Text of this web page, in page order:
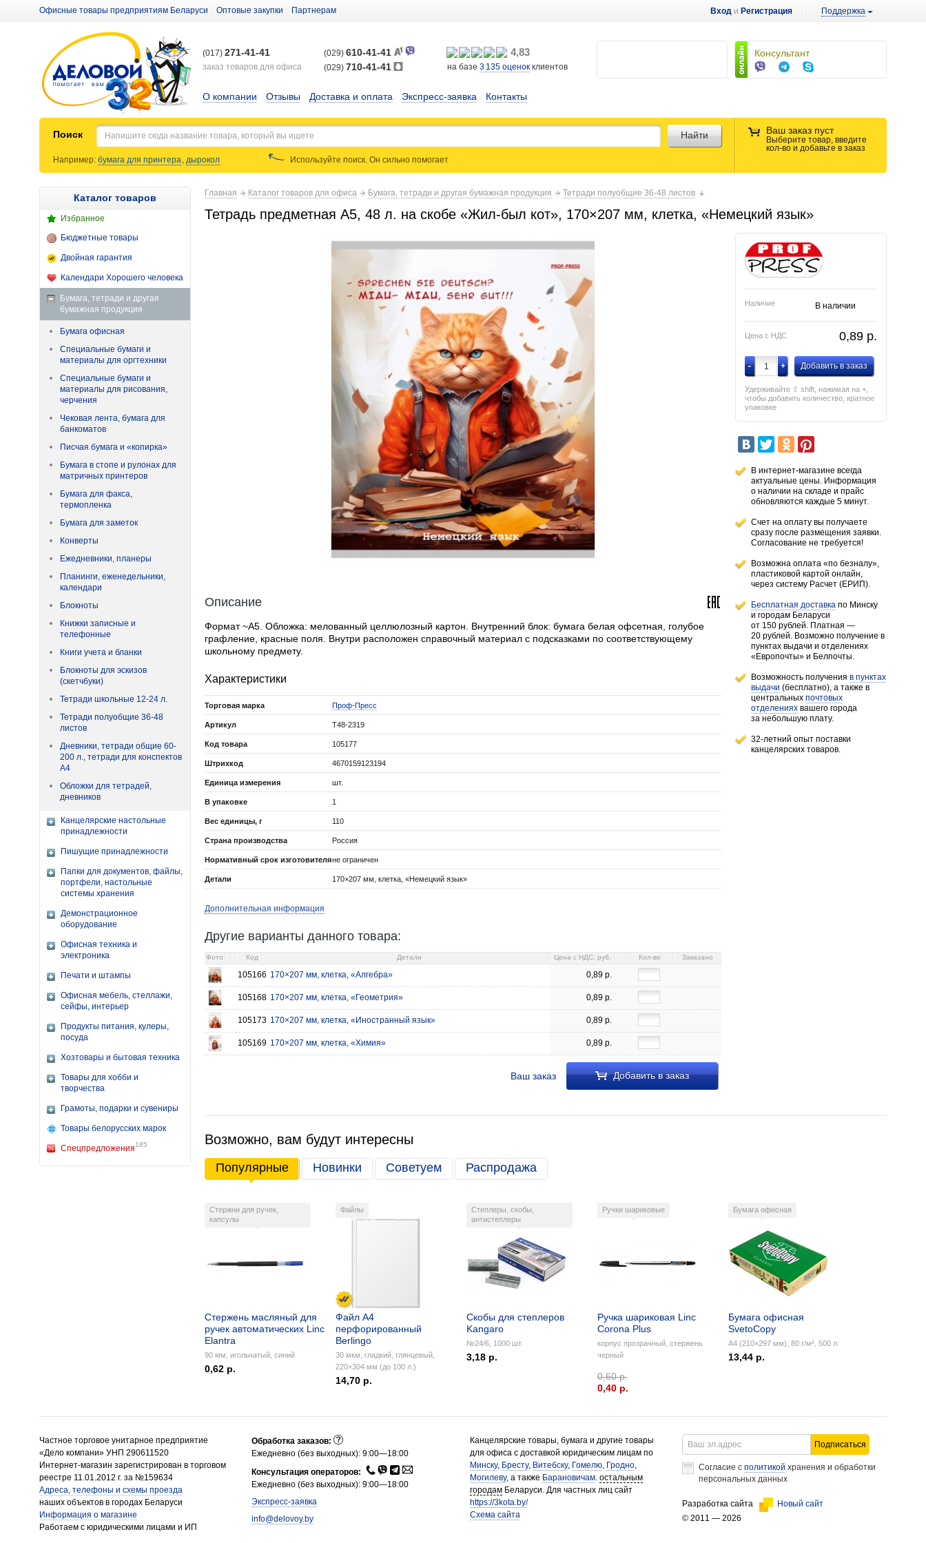
Вход и Регистрация Поддержка
Офисные товары предприятиям Беларуси Оптовые закупки Партнерам
Консультант
(017) 271-41-41
заказ товаров для офиса
(029) 610-41-41
(029) 710-41-41
4,83
на базе 3 135 оценок клиентов
О компании Отзывы Доставка и оплата Экспресс-заявка Контакты
Поиск Ваш заказ пуст
Выберите товар, введите
кол-во и добавьте в заказ
Найти
Например: бумага для принтера, дырокол Используйте поиск. Он сильнопомогает
Каталог товаров
Избранное
Бюджетные товары
Двойная гарантия
Календари Хорошего человека
Бумага, тетради и другая
бумажная продукция
Бумага офисная
Специальные бумаги и
материалы для оргтехники
Специальные бумаги и
материалы для рисования,
черчения
Чековая лента, бумага для
банкоматов
Писчая бумага и «копирка»
Бумага в стопе и рулонах для
матричных принтеров
Бумага для факса,
термопленка
Бумага для заметок
Конверты
Ежедневники, планеры
Планинги, еженедельники,
календари
Блокноты
Книжки записные и
телефонные
Книги учета и бланки
Блокноты для эскизов
(скетчбуки)
Тетради школьные 12-24 л.
Тетради полуобщие 36-48
листов
Дневники, тетради общие 60-
200 л., тетради для конспектов
А4
Обложки для тетрадей,
дневников
Канцелярские настольные
принадлежности
Пишущие принадлежности
Папки для документов, файлы,
портфели, настольные
системы хранения
Демонстрационное
оборудование
Офисная техника и
электроника
Печати и штампы
Офисная мебель, стеллажи,
сейфы, интерьер
Продукты питания, кулеры,
посуда
Хозтовары и бытовая техника
Товары для хобби и
творчества
Грамоты, подарки и сувениры
Товары белорусских марок
Спецпредложения185
Главная Каталог товаров для офиса Бумага, тетради и другая бумажная продукция Тетради полуобщие 36-48 листов
Тетрадь предметная А5, 48 л. на скобе «Жил-был кот», 170×207 мм, клетка, «Немецкий язык»
Наличие В наличии
Цена с НДС 0,89 p.
- + Добавить в заказ
Удерживайте ⇧ shift, нажимая на +,
чтобы добавить количество, кратное
упаковке
В интернет-магазине всегда
актуальные цены. Информация
о наличии на складе и прайс
обновляются каждые 5 минут.
Счет на оплату вы получаете
сразу после размещения заявки.
Согласование не требуется!
Возможна оплата «по безналу»,
пластиковой картой онлайн,
через систему Расчет (ЕРИП).
Бесплатная доставка по Минску
и городам Беларуси
от 150 рублей. Платная —
20 рублей. Возможно получение в
пунктах выдачи и отделениях
«Европочты» и Белпочты.
Возможность получения в пунктах
выдачи (бесплатно), а также в
центральных почтовых
отделениях вашего города
за небольшую плату.
32-летний опыт поставки
канцелярских товаров.
Описание
Формат ~А5. Обложка: мелованный целлюлозный картон. Внутренний блок: бумага белая офсетная, голубое
графление, красные поля. Внутри расположен справочный материал с подсказками по соответствующему
школьному предмету.
Характеристики
Торговая марка Проф-Пресс
Артикул Т48-2319
Код товара 105177
Штрихкод 4670159123194
Единица измерения шт.
В упаковке 1
Вес единицы, г 110
Страна производства Россия
Нормативный срок изготовителяне ограничен
Детали 170×207 мм, клетка, «Немецкий язык»
Дополнительная информация
Другие варианты данного товара:
Фото Код Детали Цена c НДС, руб. Кол-во Заказано
105166 170×207 мм, клетка, «Алгебра» 0,89 р.
105168 170×207 мм, клетка, «Геометрия» 0,89 р.
105173 170×207 мм, клетка, «Иностранный язык» 0,89 р.
105169 170×207 мм, клетка, «Химия» 0,89 р.
Ваш заказ Добавить в заказ
Возможно, вам будут интересны
Популярные Новинки Советуем Распродажа
Стержни для ручек,
капсулы
Стержень масляный для
ручек автоматических Linc
Elantra
90 мм, игольчатый, синий
0,62 р.
Файлы
Файл А4
перфорированный
Berlingo
30 мкм, гладкий, глянцевый,
220×304 мм (до 100 л.)
14,70 р.
Степлеры, скобы,
антистеплеры
Скобы для степлеров
Kangaro
№24/6, 1000 шт.
3,18 р.
Ручки шариковые
Ручка шариковая Linc
Corona Plus
корпус прозрачный, стержень
черный
0,60 р.
0,40 p.
Бумага офисная
Бумага офисная
SvetoCopy
А4 (210×297 мм), 80 г/м², 500 л.
13,44 р.
Частное торговое унитарное предприятие
«Дело компани» УНП 290611520
Интернет-магазин зарегистрирован в торговом
реестре 11.01.2012 г. за №159634
Адреса, телефоны и схемы проезда
наших объектов в городах Беларуси
Информация о магазине
Работаем с юридическими лицами и ИП
Подписаться
Согласие с политикой хранения и обработки
персональных данных
Разработка сайта
Новый сайт
© 2011 — 2026
Обработка заказов:
Ежедневно (без выходных): 9:00—18:00
Консультация операторов:
Ежедневно (без выходных): 9:00—18:00
Экспресс-заявка
info@delovoy.by
Канцелярские товары, бумага и другие товары
для офиса с доставкой юридическим лицам по
Минску, Бресту, Витебску, Гомелю, Гродно,
Могилеву, а также Барановичам.остальным
городам Беларуси. Для частных лиц сайт
https://3kota.by/
Схема сайта